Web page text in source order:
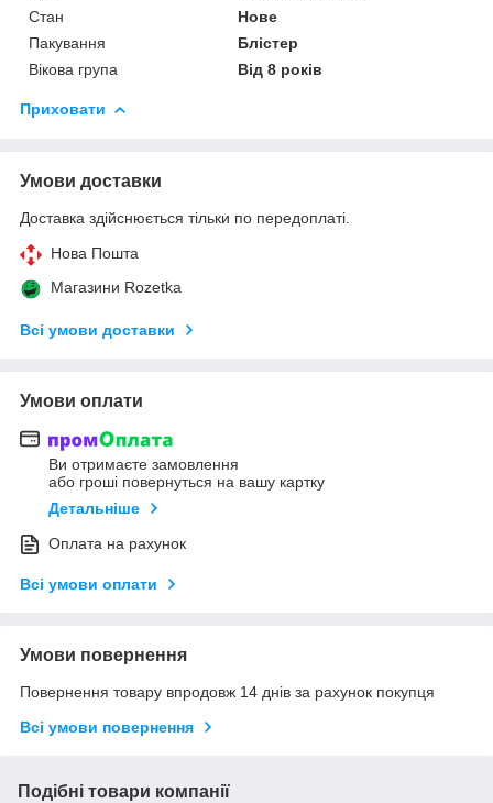
Стан
Нове
Пакування
Блістер
Вікова група
Від 8 років
Приховати
Умови доставки
Доставка здійснюється тільки по передоплаті.
Нова Пошта
Магазини Rozetka
Всі умови доставки
Умови оплати
Ви отримаєте замовлення
або гроші повернуться на вашу картку
Детальніше
Оплата на рахунок
Всі умови оплати
Умови повернення
Повернення товару впродовж 14 днів за рахунок покупця
Всі умови повернення
Подібні товари компанії